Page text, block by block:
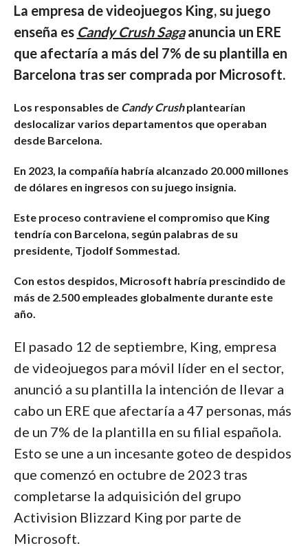
La empresa de videojuegos King, su juego
enseña es Candy Crush Sagaanuncia un ERE
que afectaría a más del 7% de su plantilla en
Barcelona tras ser comprada por Microsoft.
Los responsables de Candy Crushplantearían
deslocalizar varios departamentos que operaban
desde Barcelona.
En 2023, la compañía habría alcanzado 20.000 millones
de dólares en ingresos con su juego insignia.
Este proceso contraviene el compromiso que King
tendría con Barcelona, según palabras de su
presidente, Tjodolf Sommestad.
Con estos despidos, Microsoft habría prescindido de
más de 2.500 empleades globalmente durante este
año.
El pasado 12 de septiembre, King, empresa
de videojuegos para móvil líder en el sector,
anunció a su plantilla la intención de llevar a
cabo un ERE que afectaría a 47 personas, más
de un 7% de la plantilla en su filial española.
Esto se une a un incesante goteo de despidos
que comenzó en octubre de 2023 tras
completarse la adquisición del grupo
Activision Blizzard King por parte de
Microsoft.